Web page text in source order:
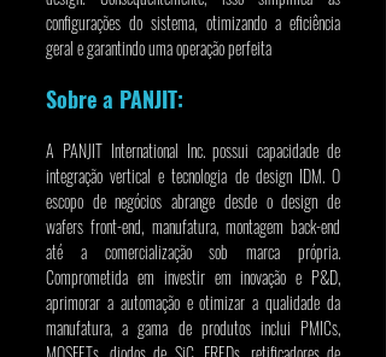
configurações do sistema, otimizando a eficiência
geral e garantindo uma operação perfeita
Sobre a PANJIT:
A PANJIT International Inc. possui capacidade de
integração vertical e tecnologia de design IDM. O
escopo de negócios abrange desde o design de
wafers front-end, manufatura, montagem back-end
até a comercialização sob marca própria.
Comprometida em investir em inovação e P&D,
aprimorar a automação e otimizar a qualidade da
manufatura, a gama de produtos inclui PMICs,